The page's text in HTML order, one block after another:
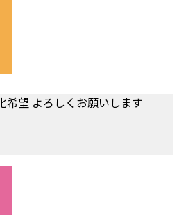
希望 よろしくお願いします